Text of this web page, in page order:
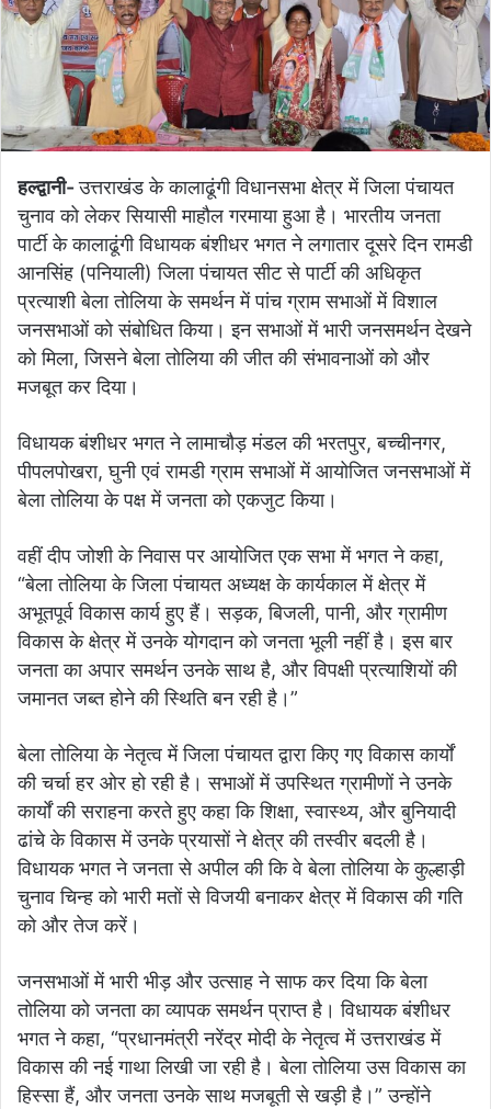
हल्द्वानी-उत्तराखंड के कालाढूंगी विधानसभा क्षेत्र में जिला पंचायत
चुनाव को लेकर सियासी माहौल गरमाया हुआ है। भारतीय जनता
पार्टी के कालाढूंगी विधायक बंशीधर भगत ने लगातार दूसरे दिन रामडी
आनसिंह (पनियाली) जिला पंचायत सीट से पार्टी की अधिकृत
प्रत्याशी बेला तोलिया के समर्थन में पांच ग्राम सभाओं में विशाल
जनसभाओं को संबोधित किया। इन सभाओं में भारी जनसमर्थन देखने
को मिला, जिसने बेला तोलिया की जीत की संभावनाओं को और
मजबूत कर दिया।
विधायक बंशीधर भगत ने लामाचौड़ मंडल की भरतपुर, बच्चीनगर,
पीपलपोखरा, घुनी एवं रामडी ग्राम सभाओं में आयोजित जनसभाओं में
बेला तोलिया के पक्ष में जनता को एकजुट किया।
वहीं दीप जोशी के निवास पर आयोजित एक सभा में भगत ने कहा,
“बेला तोलिया के जिला पंचायत अध्यक्ष के कार्यकाल में क्षेत्र में
अभूतपूर्व विकास कार्य हुए हैं। सड़क, बिजली, पानी, और ग्रामीण
विकास के क्षेत्र में उनके योगदान को जनता भूली नहीं है। इस बार
जनता का अपार समर्थन उनके साथ है, और विपक्षी प्रत्याशियों की
जमानत जब्त होने की स्थिति बन रही है।”
बेला तोलिया के नेतृत्व में जिला पंचायत द्वारा किए गए विकास कार्यों
की चर्चा हर ओर हो रही है। सभाओं में उपस्थित ग्रामीणों ने उनके
कार्यों की सराहना करते हुए कहा कि शिक्षा, स्वास्थ्य, और बुनियादी
ढांचे के विकास में उनके प्रयासों ने क्षेत्र की तस्वीर बदली है।
विधायक भगत ने जनता से अपील की कि वे बेला तोलिया के कुल्हाड़ी
चुनाव चिन्ह को भारी मतों से विजयी बनाकर क्षेत्र में विकास की गति
को और तेज करें।
जनसभाओं में भारी भीड़ और उत्साह ने साफ कर दिया कि बेला
तोलिया को जनता का व्यापक समर्थन प्राप्त है। विधायक बंशीधर
भगत ने कहा, “प्रधानमंत्री नरेंद्र मोदी के नेतृत्व में उत्तराखंड में
विकास की नई गाथा लिखी जा रही है। बेला तोलिया उस विकास का
हिस्सा हैं, और जनता उनके साथ मजबूती से खड़ी है।” उन्होंने